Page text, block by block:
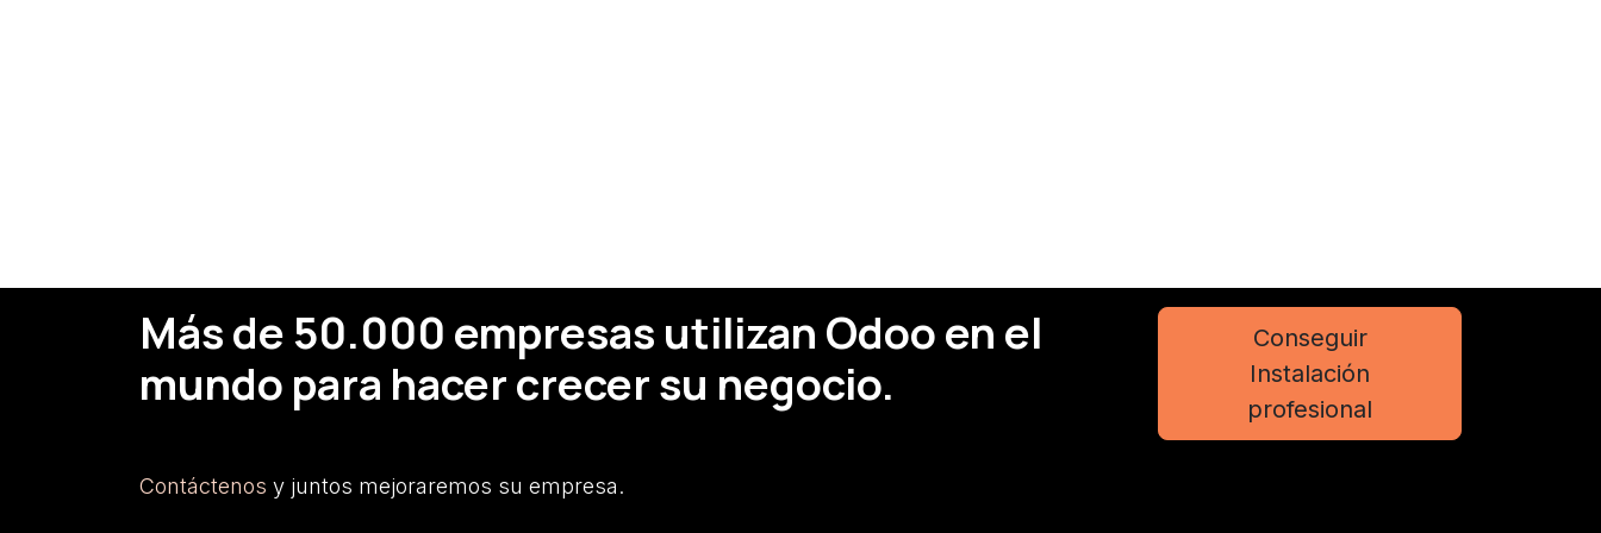
Más de 50.000 empresas utilizan Odoo en el
mundo para hacer crecer su negocio.
Contáctenos y juntos mejoraremos su empresa.
Conseguir
Instalación
profesional